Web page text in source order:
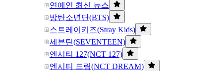
연예인 최신 뉴스
방탄소년단(BTS)
스트레이키즈(Stray Kids)
세븐틴(SEVENTEEN)
엔시티 127(NCT 127)
엔시티 드림(NCT DREAM)